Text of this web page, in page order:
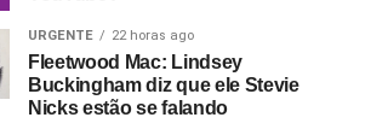
URGENTE 22 horas ago
Fleetwood Mac: Lindsey
Buckingham diz que ele Stevie
Nicks estão se falando